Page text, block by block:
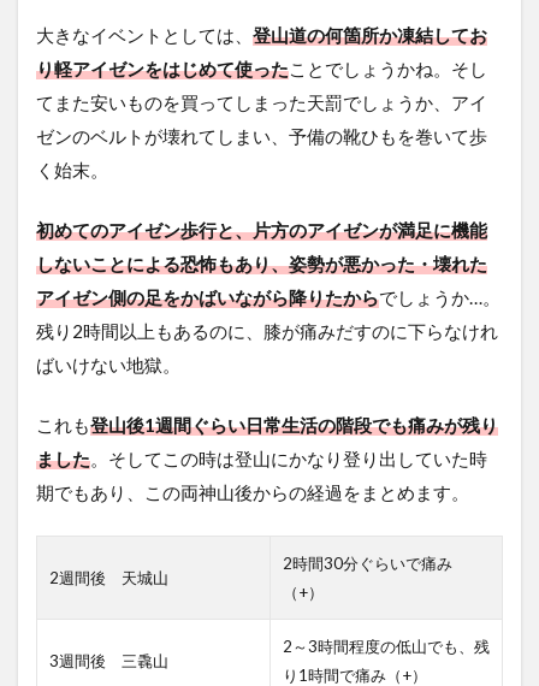
大きなイベントとしては、 登山道の何箇所か凍結してお
り軽アイゼンをはじめて使ったことでしょうかね。そし
てまた安いものを買ってしまった天罰でしょうか、アイ
ゼンのベルトが壊れてしまい、予備の靴ひもを巻いて歩
く始末。
初めてのアイゼン歩行と、片方のアイゼンが満足に機能
しないことによる恐怖もあり、姿勢が悪かった・壊れた
アイゼン側の足をかばいながら降りたからでしょうか…。
残り2時間以上もあるのに、膝が痛みだすのに下らなけれ
ばいけない地獄。
これも登山後1週間ぐらい日常生活の階段でも痛みが残り
ました。そしてこの時は登山にかなり登り出していた時
期でもあり、この両神山後からの経過をまとめます。
2週間後 天城山
2時間30分ぐらいで痛み
（+）
3週間後 三毳山
2～3時間程度の低山でも、残
り1時間で痛み（+）